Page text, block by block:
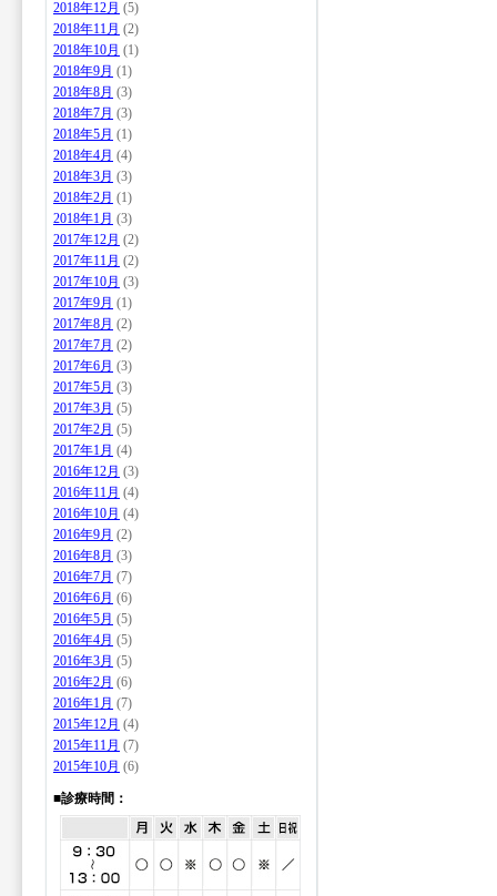
2018年12月 (5)
2018年11月 (2)
2018年10月 (1)
2018年9月 (1)
2018年8月 (3)
2018年7月 (3)
2018年5月 (1)
2018年4月 (4)
2018年3月 (3)
2018年2月 (1)
2018年1月 (3)
2017年12月 (2)
2017年11月 (2)
2017年10月 (3)
2017年9月 (1)
2017年8月 (2)
2017年7月 (2)
2017年6月 (3)
2017年5月 (3)
2017年3月 (5)
2017年2月 (5)
2017年1月 (4)
2016年12月 (3)
2016年11月 (4)
2016年10月 (4)
2016年9月 (2)
2016年8月 (3)
2016年7月 (7)
2016年6月 (6)
2016年5月 (5)
2016年4月 (5)
2016年3月 (5)
2016年2月 (6)
2016年1月 (7)
2015年12月 (4)
2015年11月 (7)
2015年10月 (6)
■診療時間：